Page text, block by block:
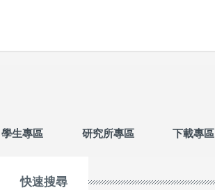
學生專區 研究所專區 下載專區
快速搜尋